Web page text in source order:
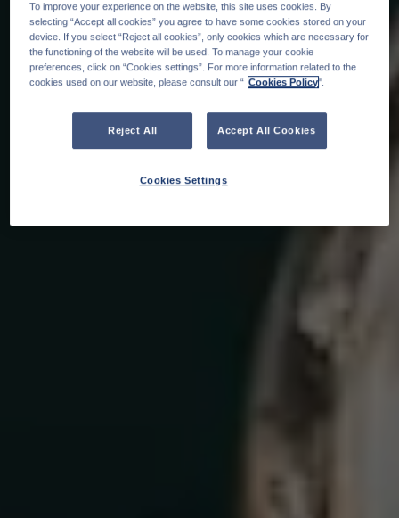
To improve your experience on the website, this site uses cookies. By
selecting “Accept all cookies” you agree to have some cookies stored on your
device. If you select “Reject all cookies”, only cookies which are necessary for
the functioning of the website will be used. To manage your cookie
preferences, click on “Cookies settings”. For more information related to the
cookies used on our website, please consult our “ Cookies Policy".
Reject All Accept All Cookies
Cookies Settings